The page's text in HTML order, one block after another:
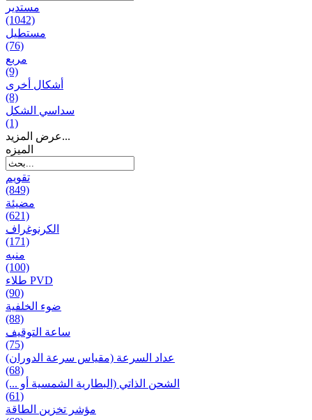
مستدير
(1042)
مستطيل
(76)
مربع
(9)
أشكال أخرى
(8)
سداسي الشكل
(1)
عرض المزيد...
المیزه
تقويم
(849)
مضيئة
(621)
الكرنوغراف
(171)
منبه
(100)
طلاء PVD
(90)
ضوء الخلفية
(88)
ساعة التوقيف
(75)
عداد السرعة (مقياس سرعة الدوران)
(68)
الشحن الذاتي (البطارية الشمسية أو ...)
(61)
مؤشر تخزين الطاقة